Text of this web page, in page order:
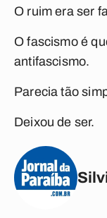
O ruim era ser
O fascismo é
antifascismo.
Parecia tão
Deixou de ser.